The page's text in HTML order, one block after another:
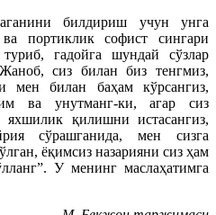
билдириш учун унга
портиклик софист сингари
гадойга шундай сўзлар
сиз билан биз тенгмиз,
мен билан баҳам кўрсангиз,
ва унутманг-ки, агар сиз
яхшилик қилишни истасангиз,
сўрашганида, мен сизга
ёқимсиз назарияни сиз ҳам
У менинг маслаҳатимга